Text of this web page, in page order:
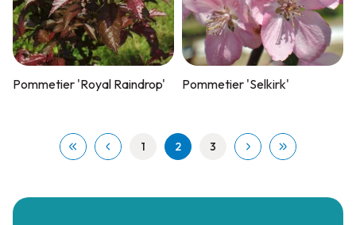
Pommetier 'Royal Raindrop' Pommetier 'Selkirk'
1 2 3